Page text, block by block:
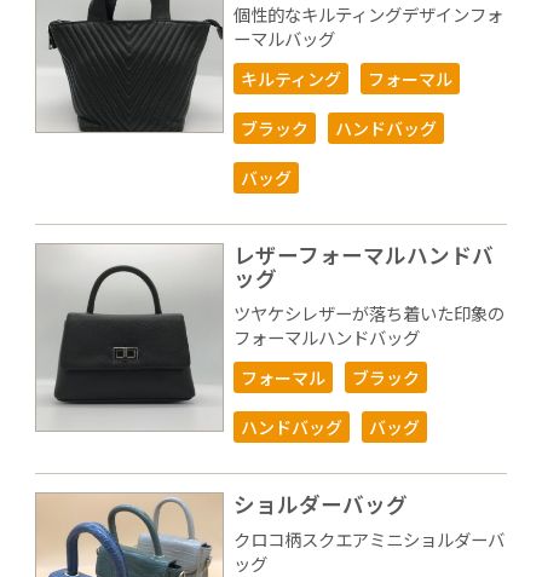
個性的なキルティングデザインフォ
ーマルバッグ
キルティング フォーマル
ブラック ハンドバッグ
バッグ
レザーフォーマルハンドバ
ッグ
ツヤケシレザーが落ち着いた印象の
フォーマルハンドバッグ
フォーマル ブラック
ハンドバッグ バッグ
ショルダーバッグ
クロコ柄スクエアミニショルダーバ
ッグ